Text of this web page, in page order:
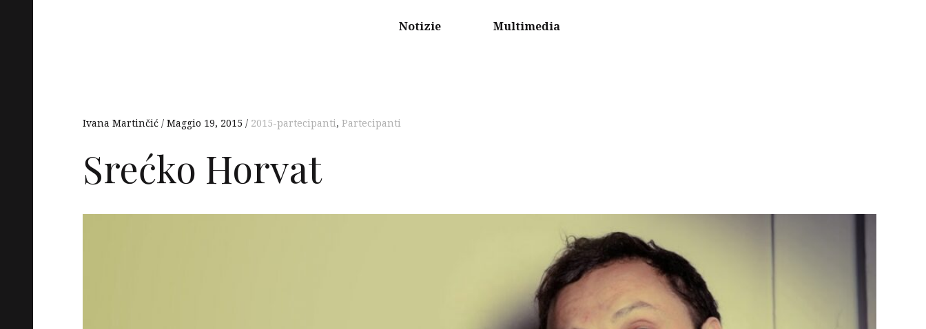
Notizie Multimedia
Ivana Martinčić Maggio 19, 2015 2015-partecipanti, Partecipanti
Srećko Horvat